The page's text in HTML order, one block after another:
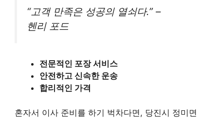
“고객 만족은 성공의 열쇠다.” –
헨리 포드
전문적인 포장 서비스
안전하고 신속한 운송
합리적인 가격
혼자서 이사 준비를 하기 벅차다면, 당진시 정미면